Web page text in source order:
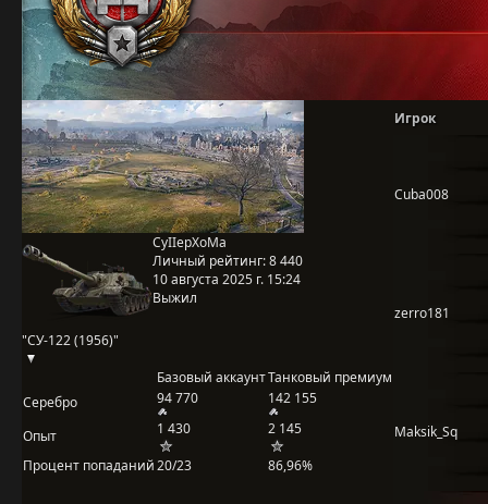
"СУ-122 (1956)"
CyIIepXoMa
Личный рейтинг:8 440
10 августа 2025 г. 15:24
Выжил
Базовый аккаунтТанковый премиум
Серебро
94 770 142 155
Опыт 1 430
2 145
Процент попаданий20/23 86,96%
Игрок
Cuba008
zerro181
Maksik_Sq